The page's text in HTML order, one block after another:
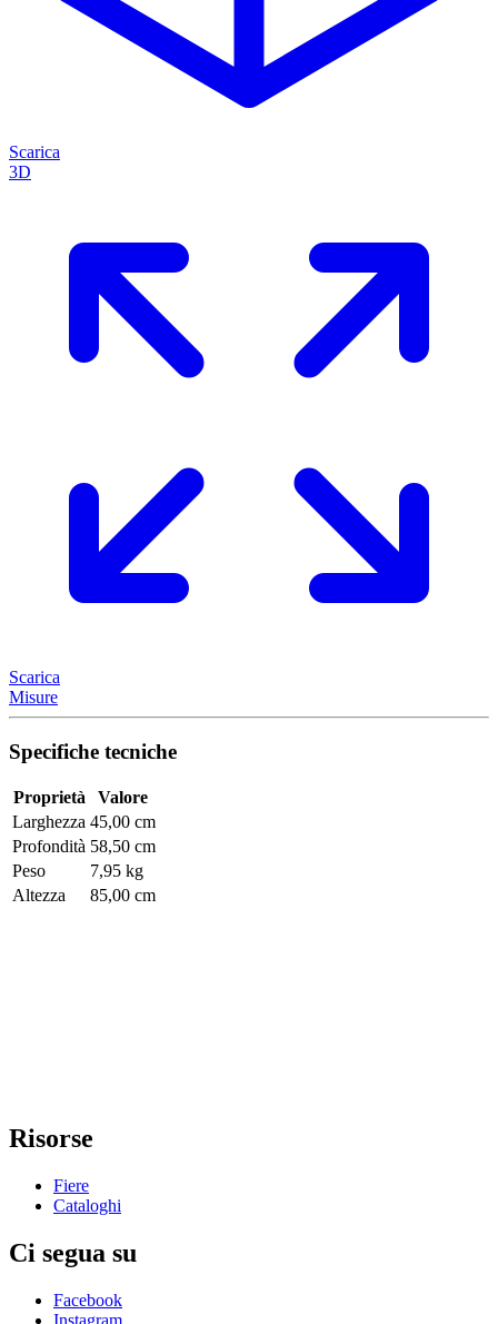
Scarica
3D
Scarica
Misure
Specifiche tecniche
Proprietà
Valore
Larghezza 45,00 cm
Profondità 58,50 cm
Peso
7,95 kg
Altezza
85,00 cm
Risorse
Fiere
Cataloghi
Ci segua su
Facebook
Instagram